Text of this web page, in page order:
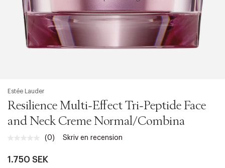
Estée Lauder
Resilience Multi-Effect Tri-Peptide Face
and Neck Creme Normal/Combina
Inget
Länk
(0) Skriv en recension
1.750 SEK